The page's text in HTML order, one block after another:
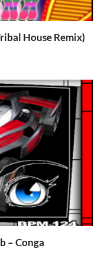
House Remix)
– Conga